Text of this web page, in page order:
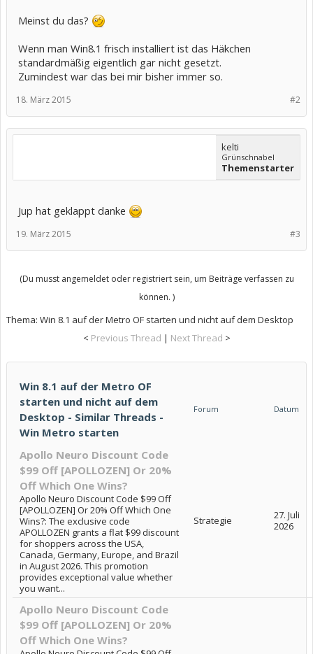
Meinst du das?
Wenn man Win8.1 frisch installiert ist das Häkchen
standardmäßig eigentlich gar nicht gesetzt.
Zumindest war das bei mir bisher immer so.
#2
18. März 2015
kelti
Grünschnabel
Themenstarter
Jup hat geklappt danke
#3
19. März 2015
(Du musst angemeldet oder registriert sein, um Beiträge verfassen zu
können. )
Thema: Win 8.1 auf der Metro OF starten und nicht auf dem Desktop
< Previous Thread | Next Thread >
Win 8.1 auf der Metro OF
starten und nicht auf dem
Desktop - Similar Threads -
Win Metro starten
Forum Datum
Apollo Neuro Discount Code
$99 Off [APOLLOZEN] Or 20%
Off Which One Wins?
Apollo Neuro Discount Code $99 Off
[APOLLOZEN] Or 20% Off Which One
Wins?: The exclusive code
APOLLOZEN grants a flat $99 discount
for shoppers across the USA,
Canada, Germany, Europe, and Brazil
in August 2026. This promotion
provides exceptional value whether
you want...
Strategie
27. Juli
2026
Apollo Neuro Discount Code
$99 Off [APOLLOZEN] Or 20%
Off Which One Wins?